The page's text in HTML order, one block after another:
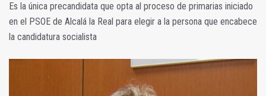
Es la única precandidata que opta al proceso de primarias iniciado
en el PSOE de Alcalá la Real para elegir a la persona que encabece
la candidatura socialista